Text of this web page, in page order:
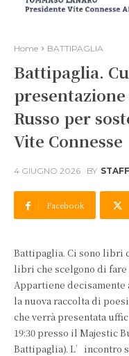
Home BATTIPAGLIA
Battipaglia.
Russo per
Vite Connesse
4 GIUGNO 2026 BY
Facebook
Battipaglia. Ci sono libri
libri che scelgono di
Appartiene
la nuova raccolta di
che verrà presentata
19:30 presso il Majestic
Battipaglia). L’incontro